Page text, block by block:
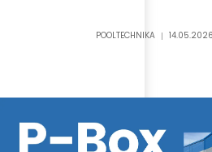
POOLTECHNIKA 14.05.2026